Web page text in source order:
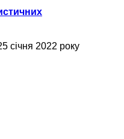
січня 2022 року